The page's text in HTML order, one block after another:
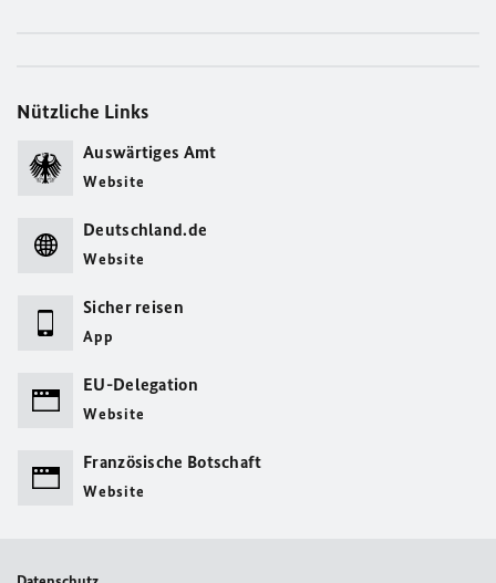
Nützliche Links
Auswärtiges Amt
Website
Deutschland.de
Website
Sicher reisen
App
EU-Delegation
Website
Französische Botschaft
Website